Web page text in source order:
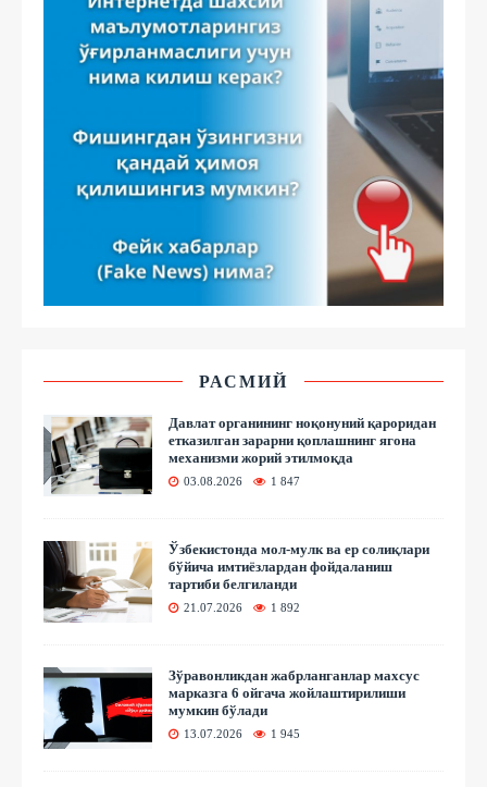
РАСМИЙ
Давлат органининг ноқонуний қароридан
етказилган зарарни қоплашнинг ягона
механизми жорий этилмоқда
03.08.2026 1 847
Ўзбекистонда мол-мулк ва ер солиқлари
бўйича имтиёзлардан фойдаланиш
тартиби белгиланди
21.07.2026 1 892
Зўравонликдан жабрланганлар махсус
марказга 6 ойгача жойлаштирилиши
мумкин бўлади
13.07.2026 1 945